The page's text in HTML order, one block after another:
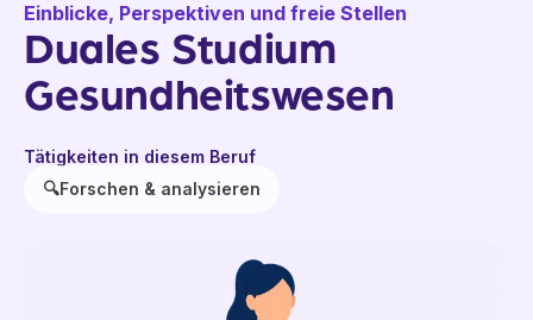
Einblicke, Perspektiven und freie Stellen
Duales Studium
Gesundheitswesen
Tätigkeiten in diesem Beruf
🔍Forschen & analysieren